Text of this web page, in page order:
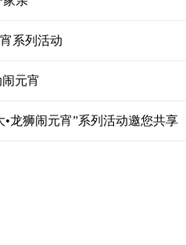
系列活动
元宵
•龙狮闹元宵”系列活动邀您共享